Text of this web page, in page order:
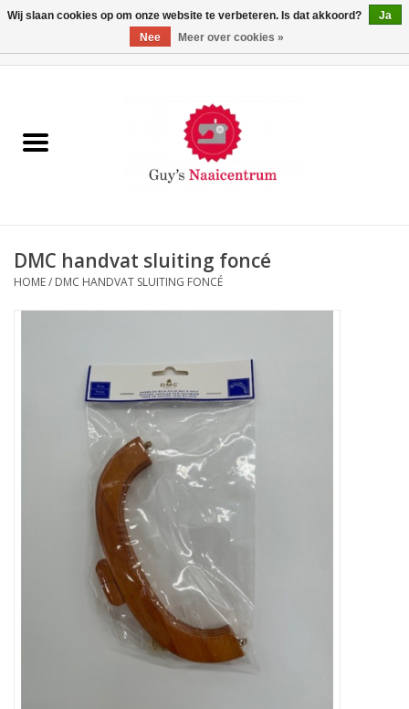
Machines
Opbergsystemen
Hobby/Knutselen
Breien en haken
DMC handvat sluiting foncé
HOME/ DMC HANDVAT SLUITING FONCÉ
Wij slaan cookies op om onze website te verbeteren. Is dat akkoord?
Ja
Nee
Meer over cookies »